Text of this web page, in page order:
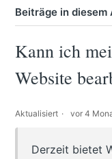
Beiträge in
Kann ich
Website
Aktualisiert vor 4
Derzeit bietet